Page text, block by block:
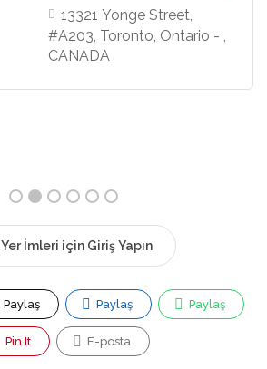
8 Sampson Mews,
201, Toronto,
Yer İmleri için Giriş Yapın
Paylaş Paylaş Paylaş
Pin It E-posta